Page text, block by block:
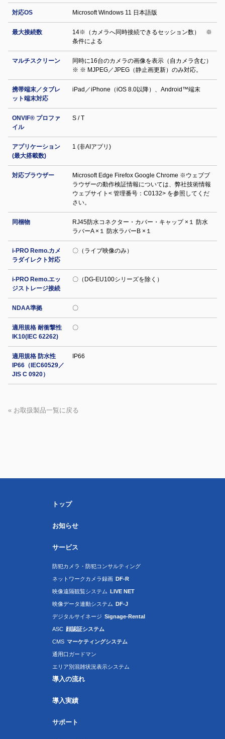
対応OS Microsoft Windows 11 日本語版
最大接続数
14※（カメラへ同時接続できるセッション数） ※
条件による
マルチスクリーン
同時に16台のカメラの画像を表示（自カメラ含む）
※ ※ MJPEG／JPEG（静止画更新）のみ対応。
携帯端末／タブレ
ット端末対応
iPad／iPhone（iOS 8.0以降）、Android™端末
ONVIF® プロファ
イル
S / T
アプリケーション
(最大搭載数)
1 (非AIアプリ)
対応ブラウザー
Microsoft Edge Firefox Google Chrome ※ウェブブ
ラウザーの動作検証情報については、弊社技術情報
ウェブサイト< 管理番号：C0132> を参照してくだ
さい。
同梱物
RJ45防水コネクター・カバー・キャップ ×１ 防水
ラバーA ×１ 防水ラバーB ×１
i-PRO Remo.カメ
ラダイレクト対応
〇（ライブ映像のみ）
i-PRO Remo.エッ
ジストレージ接続
〇（DG-EU100シリーズを除く）
NDAA準拠 〇
適用規格 耐衝撃性
IK10(IEC 62262)
〇
適用規格 防水性
IP66（IEC60529／
JIS C 0920）
IP66
« お取扱製品一覧に戻る
トップ
お知らせ
サービス
防犯カメラ・防犯コンサルティング
ネットワークカメラ録画 DF-R
映像遠隔観覧システム LIVE NET
映像データ連動システム DF-J
デジタルサイネージ Signage-Rental
ASC 顔認証システム
CMS マーケティングシステム
通用口ガードマン
エリア別混雑状況表示システム
導入の流れ
導入実績
サポート